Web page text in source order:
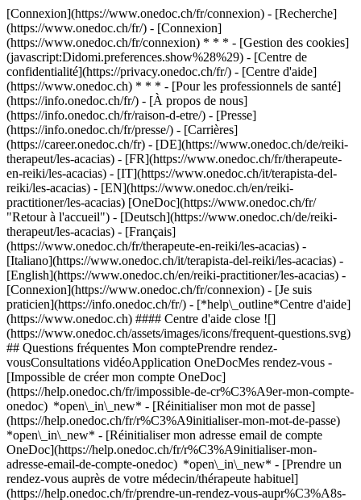
[Connexion](https://www.onedoc.ch/fr/connexion) - [Recherche]
(https://www.onedoc.ch/fr/) - [Connexion]
(https://www.onedoc.ch/fr/connexion) * * * - [Gestion des cookies]
(javascript:Didomi.preferences.show%28%29) - [Centre de
confidentialité](https://privacy.onedoc.ch/fr/) - [Centre d'aide]
(https://www.onedoc.ch) * * * - [Pour les professionnels de santé]
(https://info.onedoc.ch/fr/) - [À propos de nous]
(https://info.onedoc.ch/fr/raison-d-etre/) - [Presse]
(https://info.onedoc.ch/fr/presse/) - [Carrières]
(https://career.onedoc.ch/fr) - [DE](https://www.onedoc.ch/de/reiki-
therapeut/les-acacias) - [FR](https://www.onedoc.ch/fr/therapeute-
en-reiki/les-acacias) - [IT](https://www.onedoc.ch/it/terapista-del-
reiki/les-acacias) - [EN](https://www.onedoc.ch/en/reiki-
practitioner/les-acacias) [OneDoc](https://www.onedoc.ch/fr/
"Retour à l'accueil") - [Deutsch](https://www.onedoc.ch/de/reiki-
therapeut/les-acacias) - [Français]
(https://www.onedoc.ch/fr/therapeute-en-reiki/les-acacias) -
[Italiano](https://www.onedoc.ch/it/terapista-del-reiki/les-acacias) -
[English](https://www.onedoc.ch/en/reiki-practitioner/les-acacias) -
[Connexion](https://www.onedoc.ch/fr/connexion) - [Je suis
praticien](https://info.onedoc.ch/fr/) - [*help\_outline*Centre d'aide]
(https://www.onedoc.ch) #### Centre d'aide close ![]
(https://www.onedoc.ch/assets/images/icons/frequent-questions.svg)
## Questions fréquentes Mon comptePrendre rendez-
vousConsultations vidéoApplication OneDocMes rendez-vous -
[Impossible de créer mon compte OneDoc]
(https://help.onedoc.ch/fr/impossible-de-cr%C3%A9er-mon-compte-
onedoc) *open\_in\_new* - [Réinitialiser mon mot de passe]
(https://help.onedoc.ch/fr/r%C3%A9initialiser-mon-mot-de-passe)
*open\_in\_new* - [Réinitialiser mon adresse email de compte
OneDoc](https://help.onedoc.ch/fr/r%C3%A9initialiser-mon-
adresse-email-de-compte-onedoc) *open\_in\_new* - [Prendre un
rendez-vous auprès de votre médecin/thérapeute habituel]
(https://help.onedoc.ch/fr/prendre-un-rendez-vous-aupr%C3%A8s-